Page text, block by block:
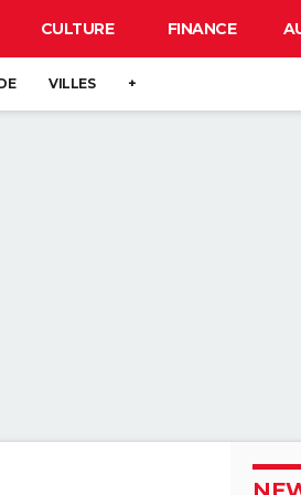
CULTURE FINANCE
VILLES +